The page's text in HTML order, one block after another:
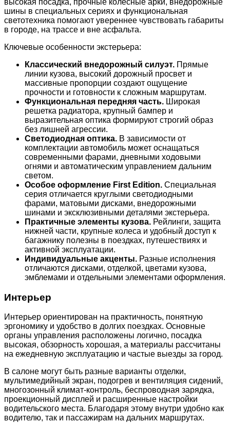
высокая посадка, прочные колесные арки, внедорожные
шины в специальных сериях и функциональная
светотехника помогают увереннее чувствовать габариты
в городе, на трассе и вне асфальта.
Ключевые особенности экстерьера:
Классический внедорожный силуэт. Прямые
линии кузова, высокий дорожный просвет и
массивные пропорции создают ощущение
прочности и готовности к сложным маршрутам.
Функциональная передняя часть. Широкая
решетка радиатора, крупный бампер и
выразительная оптика формируют строгий образ
без лишней агрессии.
Светодиодная оптика. В зависимости от
комплектации автомобиль может оснащаться
современными фарами, дневными ходовыми
огнями и автоматическим управлением дальним
светом.
Особое оформление First Edition. Специальная
серия отличается круглыми светодиодными
фарами, матовыми дисками, внедорожными
шинами и эксклюзивными деталями экстерьера.
Практичные элементы кузова. Рейлинги, защита
нижней части, крупные колеса и удобный доступ к
багажнику полезны в поездках, путешествиях и
активной эксплуатации.
Индивидуальные акценты. Разные исполнения
отличаются дисками, отделкой, цветами кузова,
эмблемами и отдельными элементами оформления.
Интерьер
Интерьер ориентирован на практичность, понятную
эргономику и удобство в долгих поездках. Основные
органы управления расположены логично, посадка
высокая, обзорность хорошая, а материалы рассчитаны
на ежедневную эксплуатацию и частые выезды за город.
В салоне могут быть разные варианты отделки,
мультимедийный экран, подогрев и вентиляция сидений,
многозонный климат-контроль, беспроводная зарядка,
проекционный дисплей и расширенные настройки
водительского места. Благодаря этому внутри удобно как
водителю, так и пассажирам на дальних маршрутах.